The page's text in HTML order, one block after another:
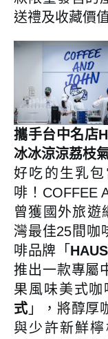
送禮及收藏價
攜手台中名店
冰冰涼涼荔枝
好吃的生乳
啡！COFFEE
曾獲國外旅遊
灣最佳25間咖
啡品牌「
推出一款專屬
果風味美式
式」，將醇厚
與少許新鮮